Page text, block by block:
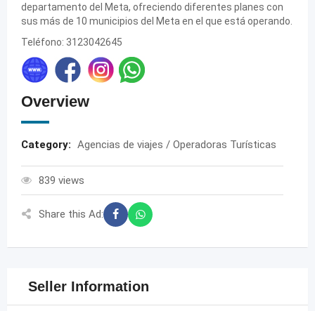
departamento del Meta, ofreciendo diferentes planes con
sus más de 10 municipios del Meta en el que está operando.
Teléfono: 3123042645
Overview
Category: Agencias de viajes / Operadoras Turísticas
839 views
Share this Ad:
Seller Information